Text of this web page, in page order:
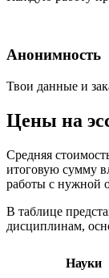
Анонимность
Твои данные и
Цены на
Средняя
итоговую сумму
работы с нужной
В таблице
дисциплинам,
Науки